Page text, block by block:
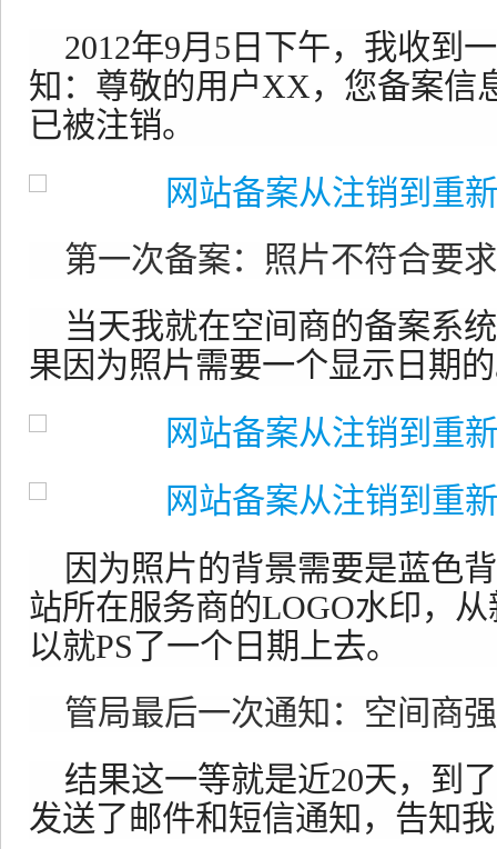
2012年9月5日下午，我收到
知：尊敬的用户XX，您备案信
已被注销。
第一次备案：照片不符合要求
当天我就在空间商的备案系
果因为照片需要一个显示日期
因为照片的背景需要是蓝色
站所在服务商的LOGO水印，
以就PS了一个日期上去。
管局最后一次通知：空间商
结果这一等就是近20天，到
发送了邮件和短信通知，告知